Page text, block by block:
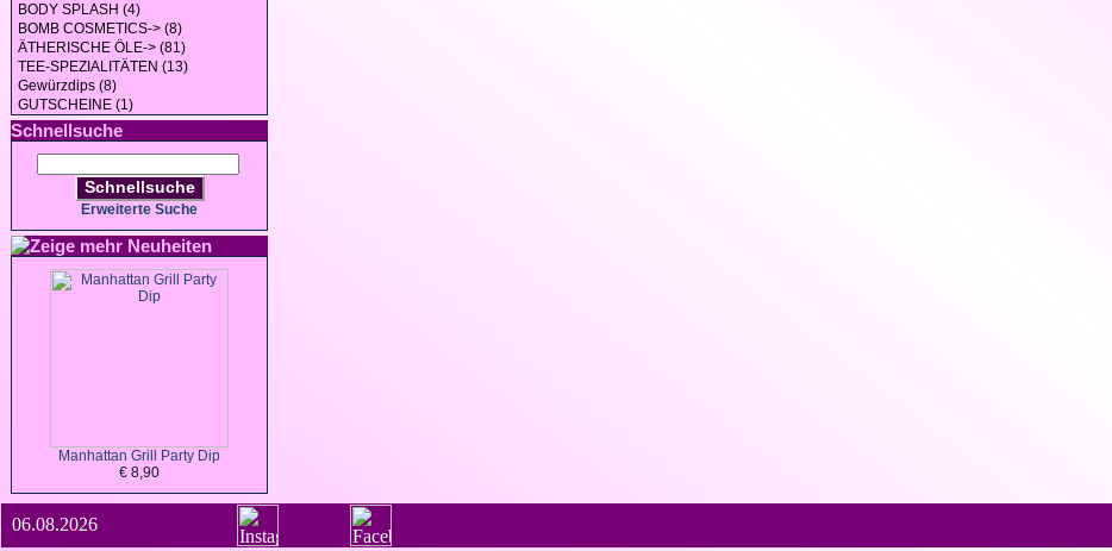
BODY SPLASH (4)
BOMB COSMETICS-> (8)
ÄTHERISCHE ÖLE-> (81)
TEE-SPEZIALITÄTEN (13)
Gewürzdips (8)
GUTSCHEINE (1)
Schnellsuche
Schnellsuche
Erweiterte Suche
Neuheiten
Manhattan Grill Party Dip
€ 8,90
06.08.2026